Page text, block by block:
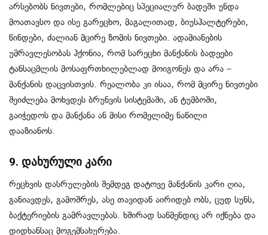
არსებობს ნივთები, რომლებიც სპეციალურ ბადეში უნდა
მოათავსო და ისე გარეცხო, მაგალითად, ბიუსჰალტერები,
წინდები, ძალიან მცირე ზომის ნივთები. ადამიანების
უმრავლესობას ჰქონია, რომ სარეცხი მანქანის ბადეები
ტანსაცმლის მოსაფრთხილებლად მოიგონეს და არა –
მანქანის დაცვისთვის. რეალობა კი ისაა, რომ მცირე ნივთები
შეიძლება მოხვდეს ბრუნვის სისტემაში, ან ტუმბოში,
გაიჭედოს და მანქანა ან მისი რომელიმე ნაწილი
დააზიანოს.
9. დახურული კარი
რეცხვის დასრულების შემდეგ დატოვე მანქანის კარი ღია,
განიავდეს, გამოშრეს, ასე თავიდან აირიდებ ობს, ცუდ სუნს,
ბაქტერიების გამრავლებას. ხშირად საწმენდიც არ იქნება და
დიდხანსაც მოგემსახურება.